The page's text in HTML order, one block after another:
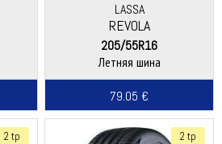
LASSA
REVOLA
205/55R16
Летняя шина
79.05 €
2 tp 2 tp